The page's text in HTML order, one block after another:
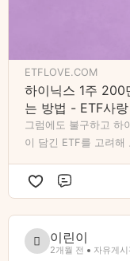
ETFLOVE.COM
하이닉스 1주 200
는 방법 - ETF사랑
그럼에도 불구하고 하
이 담긴 ETF를 고려해
이린이
2개월 전 자유게